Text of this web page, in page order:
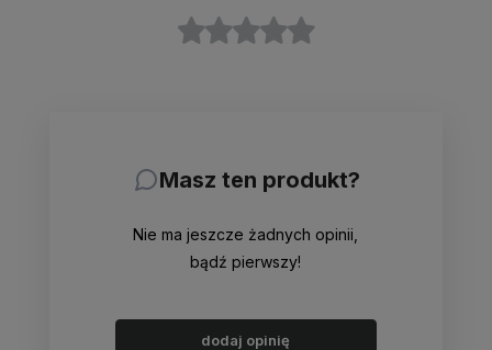
Masz ten produkt?
Nie ma jeszcze żadnych opinii,
bądź pierwszy!
dodaj opinię